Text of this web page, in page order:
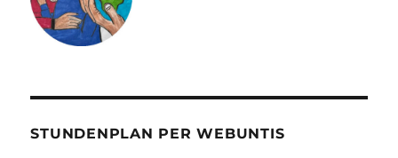
STUNDENPLAN PER WEBUNTIS